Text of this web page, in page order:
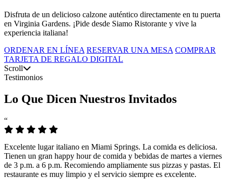
Disfruta de un delicioso calzone auténtico directamente en tu puerta
en Virginia Gardens. ¡Pide desde Siamo Ristorante y vive la
experiencia italiana!
ORDENAR EN LÍNEA RESERVAR UNA MESA COMPRAR
TARJETA DE REGALO DIGITAL
Scroll
Testimonios
Lo Que Dicen Nuestros Invitados
“
Excelente lugar italiano en Miami Springs. La comida es deliciosa.
Tienen un gran happy hour de comida y bebidas de martes a viernes
de 3 p.m. a 6 p.m. Recomiendo ampliamente sus pizzas y pastas. El
restaurante es muy limpio y el servicio siempre es excelente.